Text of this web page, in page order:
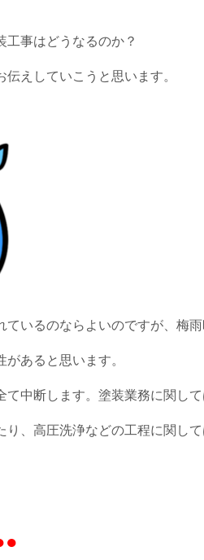
工事はどうなるのか？
えしていこうと思います。
いるのならよいのですが、梅
あると思います。
中断します。塗装業務に関し
り、高圧洗浄などの工程に関し